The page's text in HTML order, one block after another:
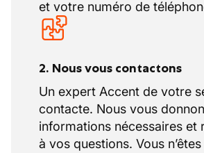
et votre numéro de
2. Nous vous contactons
Un expert Accent de votre
contacte. Nous vous
informations nécessaires et
à vos questions. Vous